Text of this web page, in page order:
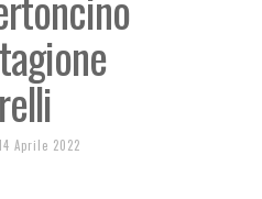
Aprile 2022